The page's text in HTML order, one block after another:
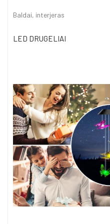
Baldai, interjeras
LED DRUGELIAI